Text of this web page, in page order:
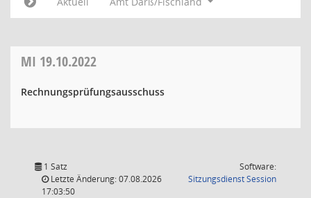
MI 19.10.2022
Rechnungsprüfungsausschuss
1 Satz
Letzte Änderung: 07.08.2026
17:03:50
Software:
SitzungsdienstSession(Wird in